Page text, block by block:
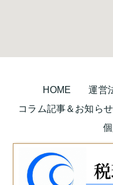
HOME 運営
コラム記事＆お知ら